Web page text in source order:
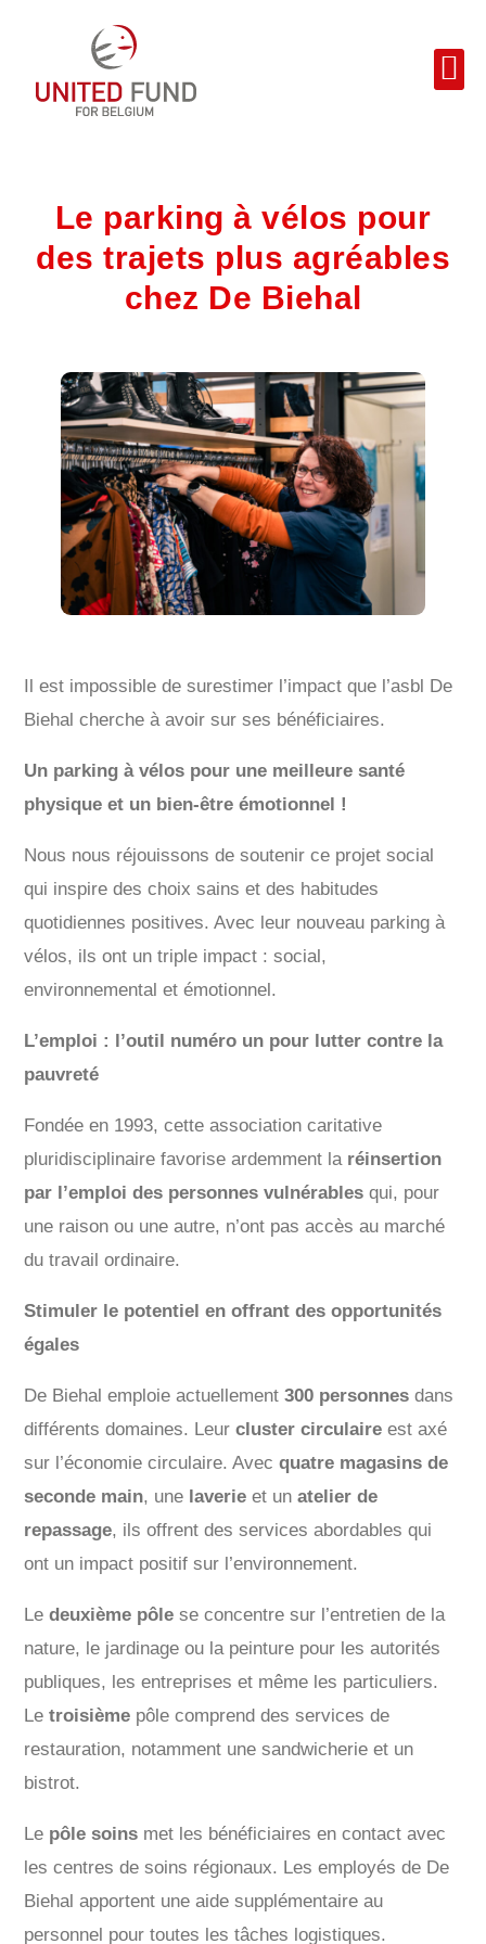
Le parking à vélos pour
des trajets plus agréables
chez De Biehal
Il est impossible de surestimer l’impact que l’asbl De
Biehal cherche à avoir sur ses bénéficiaires.
Un parking à vélos pour une meilleure santé
physique et un bien-être émotionnel !
Nous nous réjouissons de soutenir ce projet social
qui inspire des choix sains et des habitudes
quotidiennes positives. Avec leur nouveau parking à
vélos, ils ont un triple impact : social,
environnemental et émotionnel.
L’emploi : l’outil numéro un pour lutter contre la
pauvreté
Fondée en 1993, cette association caritative
pluridisciplinaire favorise ardemment la réinsertion
par l’emploi des personnes vulnérables qui, pour
une raison ou une autre, n’ont pas accès au marché
du travail ordinaire.
Stimuler le potentiel en offrant des opportunités
égales
De Biehal emploie actuellement300 personnes dans
différents domaines. Leurcluster circulaire est axé
sur l’économie circulaire. Avecquatre magasins de
seconde main, une laverie et unatelier de
repassage, ils offrent des services abordables qui
ont un impact positif sur l’environnement.
Ledeuxième pôle se concentre sur l’entretien de la
nature, le jardinage ou la peinture pour les autorités
publiques, les entreprises et même les particuliers.
Letroisième pôle comprend des services de
restauration, notamment une sandwicherie et un
bistrot.
Le pôle soins met les bénéficiaires en contact avec
les centres de soins régionaux. Les employés de De
Biehal apportent une aide supplémentaire au
personnel pour toutes les tâches logistiques.